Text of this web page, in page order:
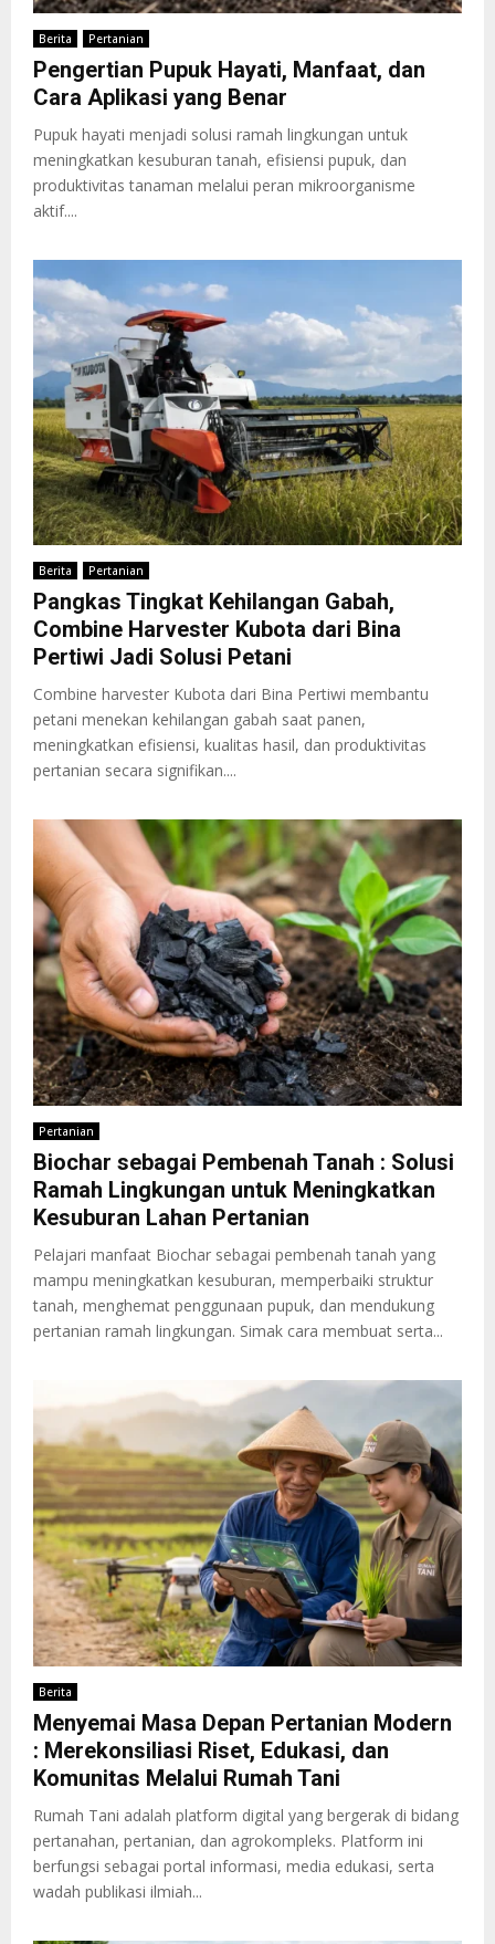
Berita Pertanian
Pengertian Pupuk Hayati, Manfaat, dan
Cara Aplikasi yang Benar
Pupuk hayati menjadi solusi ramah lingkungan untuk
meningkatkan kesuburan tanah, efisiensi pupuk, dan
produktivitas tanaman melalui peran mikroorganisme
aktif....
Berita Pertanian
Pangkas Tingkat Kehilangan Gabah,
Combine Harvester Kubota dari Bina
Pertiwi Jadi Solusi Petani
Combine harvester Kubota dari Bina Pertiwi membantu
petani menekan kehilangan gabah saat panen,
meningkatkan efisiensi, kualitas hasil, dan produktivitas
pertanian secara signifikan....
Pertanian
Biochar sebagai Pembenah Tanah : Solusi
Ramah Lingkungan untuk Meningkatkan
Kesuburan Lahan Pertanian
Pelajari manfaat Biochar sebagai pembenah tanah yang
mampu meningkatkan kesuburan, memperbaiki struktur
tanah, menghemat penggunaan pupuk, dan mendukung
pertanian ramah lingkungan. Simak cara membuat serta...
Berita
Menyemai Masa Depan Pertanian Modern
: Merekonsiliasi Riset, Edukasi, dan
Komunitas Melalui Rumah Tani
Rumah Tani adalah platform digital yang bergerak di bidang
pertanahan, pertanian, dan agrokompleks. Platform ini
berfungsi sebagai portal informasi, media edukasi, serta
wadah publikasi ilmiah...